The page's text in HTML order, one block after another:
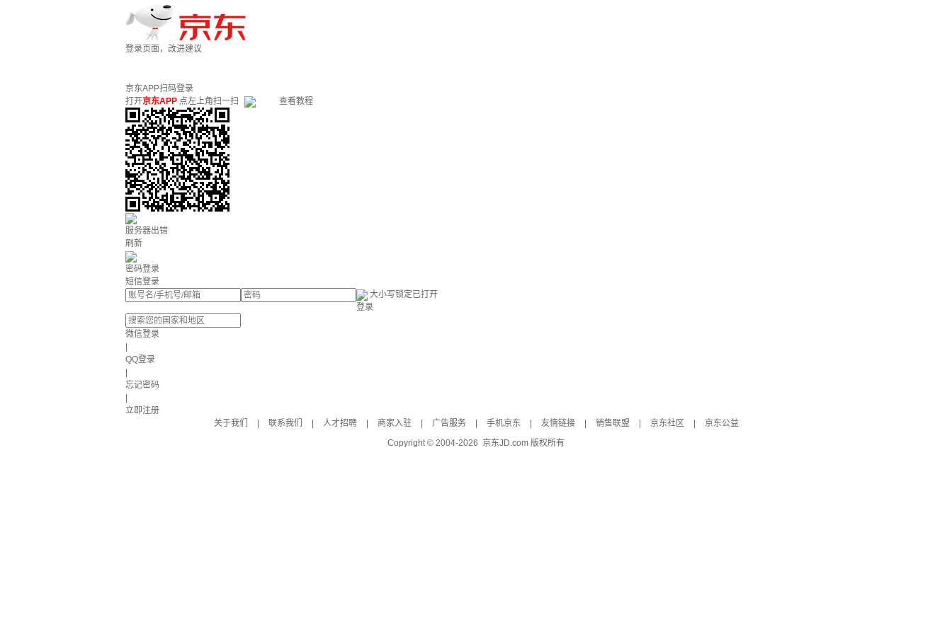
登录页面，改进建议
京东APP扫码登录
打开京东APP 点左上角扫一扫 查看教程
服务器出错
刷新
密码登录
短信登录
大小写锁定已打开
登录
微信登录
QQ登录
忘记密码
立即注册
关于我们
联系我们 人才招聘 商家入驻 广告服务 手机京东 友情链接 销售联盟 京东社区
京东公益
Copyright © 2004-2026 京东JD.com 版权所有